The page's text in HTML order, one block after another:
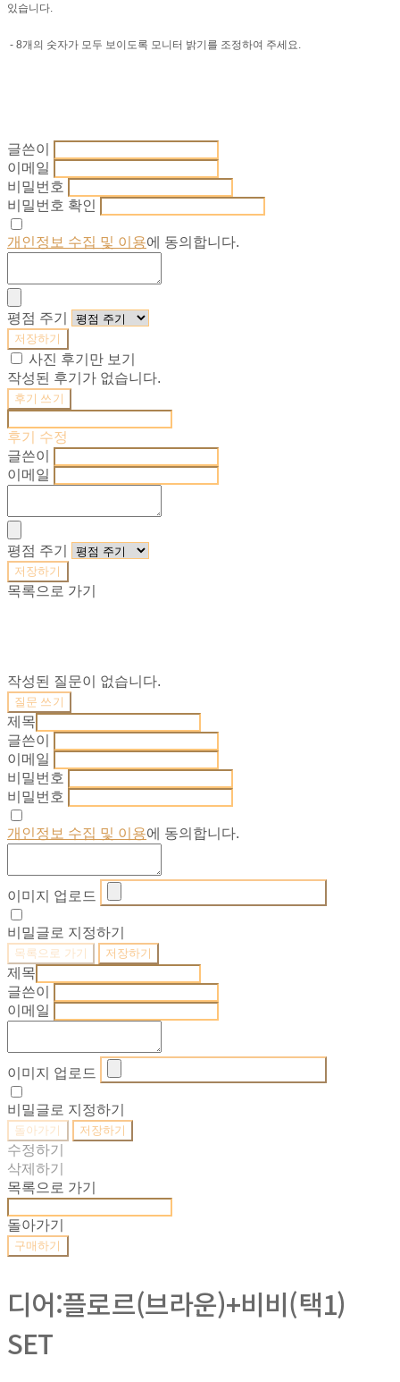
있습니다.
- 8개의 숫자가 모두 보이도록 모니터 밝기를 조정하여 주세요.
글쓴이
이메일
비밀번호
비밀번호 확인
개인정보 수집 및 이용에 동의합니다.
평점 주기
저장하기
사진 후기만 보기
작성된 후기가 없습니다.
후기 쓰기
후기 수정
글쓴이
이메일
평점 주기
저장하기
목록으로 가기
작성된 질문이 없습니다.
질문 쓰기
제목
글쓴이
이메일
비밀번호
비밀번호
개인정보 수집 및 이용에 동의합니다.
이미지 업로드
비밀글로 지정하기
목록으로 가기 저장하기
제목
글쓴이
이메일
이미지 업로드
비밀글로 지정하기
돌아가기 저장하기
수정하기
삭제하기
목록으로 가기
돌아가기
구매하기
디어:플로르(브라운)+비비(택1)
SET